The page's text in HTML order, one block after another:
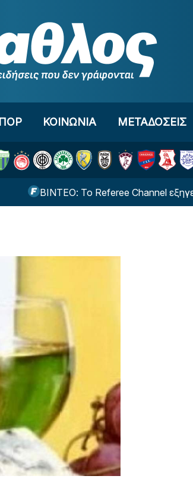
ΚΟΙΝΩΝΙΑ ΜΕΤΑΔΟΣΕΙΣ
ΒΙΝΤΕΟ: Το Referee Channel εξηγεί